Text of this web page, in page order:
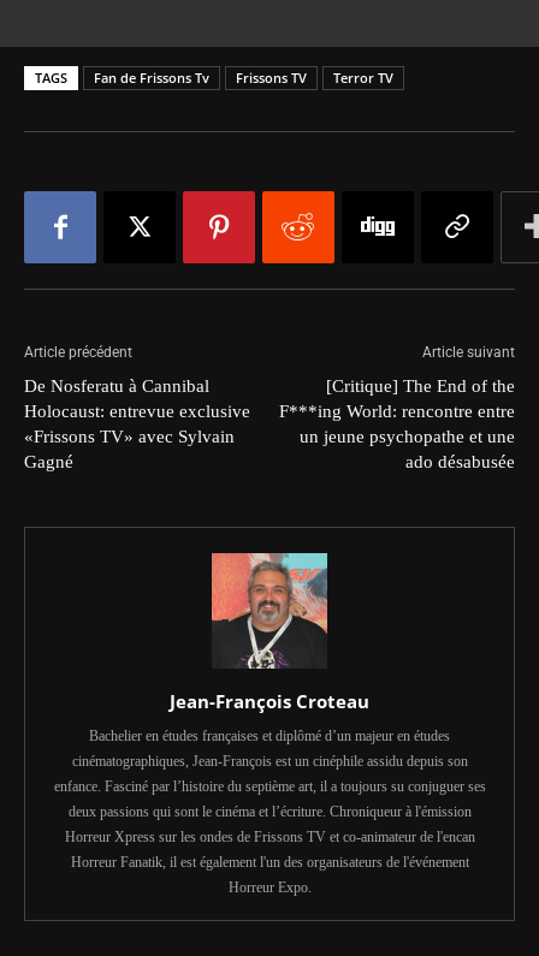
TAGS Fan de Frissons Tv Frissons TV Terror TV
Article précédent
De Nosferatu à Cannibal
Holocaust: entrevue exclusive
«Frissons TV» avec Sylvain
Gagné
Article suivant
[Critique] The End of the
F***ing World: rencontre entre
un jeune psychopathe et une
ado désabusée
Jean-François Croteau
Bachelier en études françaises et diplômé d’un majeur en études
cinématographiques, Jean-François est un cinéphile assidu depuis son
enfance. Fasciné par l’histoire du septième art, il a toujours su conjuguer ses
deux passions qui sont le cinéma et l’écriture. Chroniqueur à l'émission
Horreur Xpress sur les ondes de Frissons TV et co-animateur de l'encan
Horreur Fanatik, il est également l'un des organisateurs de l'événement
Horreur Expo.